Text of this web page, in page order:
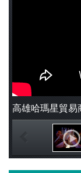
高雄哈瑪星貿易
店》